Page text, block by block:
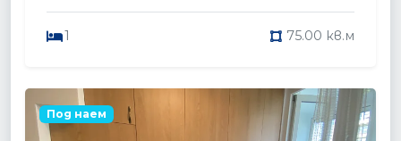
1 75.00 кв.м
Под наем